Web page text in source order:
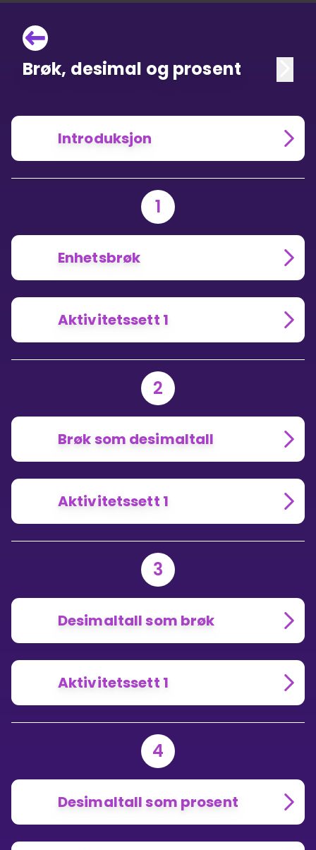
Brøk, desimal og prosent
Introduksjon
1
Enhetsbrøk
Aktivitetssett 1
2
Brøk som desimaltall
Aktivitetssett 1
3
Desimaltall som brøk
Aktivitetssett 1
4
Desimaltall som prosent